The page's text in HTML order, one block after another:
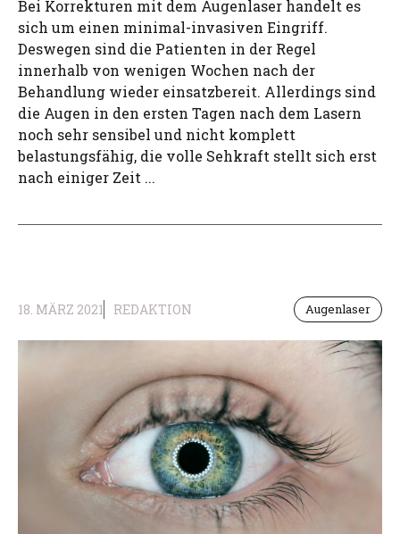
Bei Korrekturen mit dem Augenlaser handelt es
sich um einen minimal-invasiven Eingriff.
Deswegen sind die Patienten in der Regel
innerhalb von wenigen Wochen nach der
Behandlung wieder einsatzbereit. Allerdings sind
die Augen in den ersten Tagen nach dem Lasern
noch sehr sensibel und nicht komplett
belastungsfähig, die volle Sehkraft stellt sich erst
nach einiger Zeit ...
18. MÄRZ 2021 REDAKTION Augenlaser